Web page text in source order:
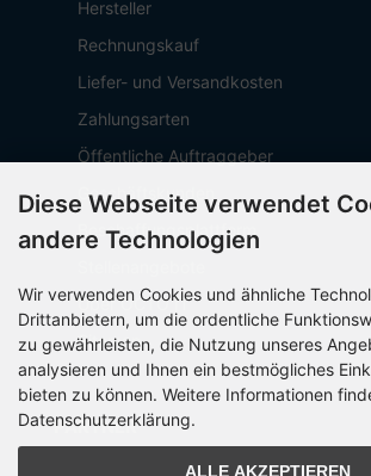
Hersteller
Rechnungskauf
Liefer- und Versandkosten
Zahlungsarten
Öffentliche Auftraggeber
Geschäftskunden
Beschaffungsplattform
Über OCTO IT
Sitemap
PARTNER
Diese Webseite verwendet
andere Technologien
Wir verwenden Cookies und ähnliche
Drittanbietern, um die ordentliche
zu gewährleisten, die Nutzung unseres
analysieren und Ihnen ein bestmögliches
bieten zu können. Weitere Informationen
Datenschutzerklärung.
ALLE AKZEPTIEREN